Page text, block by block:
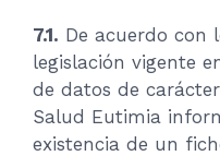
7.1. De acuerdo con
legislación vigente
de datos de
Salud Eutimia
existencia de un